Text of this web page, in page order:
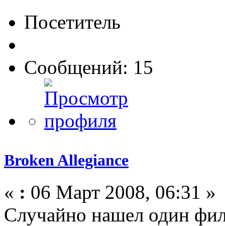
Посетитель
Сообщений: 15
Broken Allegiance
« : 06 Март 2008, 06:31 »
Случайно нашел один